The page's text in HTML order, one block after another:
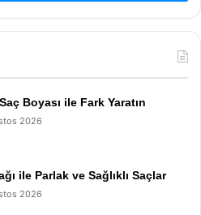
Boyası ile Fark Yaratın
2026
ile Parlak ve Sağlıklı Saçlar
2026